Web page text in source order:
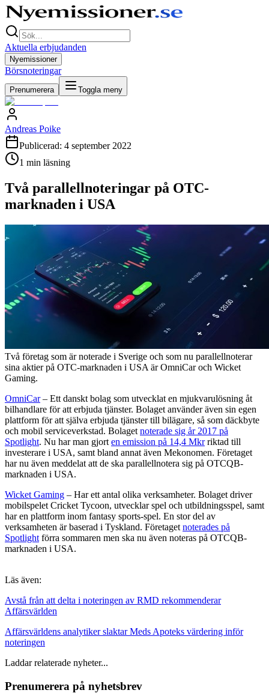
Aktuella erbjudanden
Nyemissioner
Börsnoteringar
Prenumerera Toggla meny
Andreas Poike
Publicerad: 4 september 2022
1 min läsning
Två parallellnoteringar på OTC-
marknaden i USA
Två företag som är noterade i Sverige och som nu parallellnoterar
sina aktier på OTC-marknaden i USA är OmniCar och Wicket
Gaming.
OmniCar– Ett danskt bolag som utvecklat en mjukvarulösning åt
bilhandlare för att erbjuda tjänster. Bolaget använder även sin egen
plattform för att själva erbjuda tjänster till bilägare, så som däckbyte
och mobil serviceverkstad. Bolaget noterade sig år 2017 på
Spotlight. Nu har man gjort en emission på 14,4 Mkrriktad till
investerare i USA, samt bland annat även Mekonomen. Företaget
har nu även meddelat att de ska parallellnotera sig på OTCQB-
marknaden i USA.
Wicket Gaming – Har ett antal olika verksamheter. Bolaget driver
mobilspelet Cricket Tycoon, utvecklar spel och utbildningsspel, samt
har en plattform inom fantasy sports-spel. En stor del av
verksamheten är baserad i Tyskland. Företaget noterades på
Spotlight förra sommaren men ska nu även noteras på OTCQB-
marknaden i USA.
Läs även:
Avstå från att delta i noteringen av RMD rekommenderar
Affärsvärlden
Affärsvärldens analytiker slaktar Meds Apoteks värdering inför
noteringen
Laddar relaterade nyheter...
Prenumerera på nyhetsbrev